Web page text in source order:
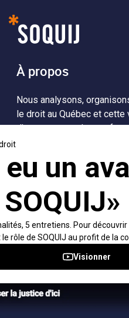
À propos
Nous analysons,
le droit au Québec et cette
d’accompagner les
population dans sa
Accès rapides
À propos
Nétiquette